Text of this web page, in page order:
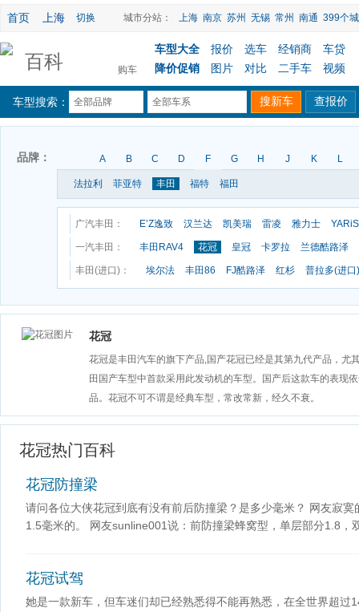
首页 上海 切换 城市分站： 上海 南京 苏州 无锡 常州 南通 399个
百科 购车
车型大全 报价 选车 经销商
车贷
降价促销
图片 对比 二手车 视频
车型搜索： 全部品牌 全部车系
品牌： A B C D F G H J K L
法拉利 菲亚特 丰田 福特 福田
广汽丰田： E’Z逸致 汉兰达 凯美瑞 雷凌 雅力士
一汽丰田： 丰田RAV4 花冠 皇冠 卡罗拉 兰德酷路泽
丰田(进口)： 埃尔法 丰田86 FJ酷路泽 红杉 普拉多(进口)
花冠
花冠是丰田汽车的旗下产品,国产花冠已经是其第九代产品，尤
田国产车型中首款采用此发动机的车型。国产后这款车的表现
品。花冠不可不谓是经典车型，常改常新，经久不衰。
花冠热门百科
花冠防撞梁
请问各位大侠花冠到底有没有前后防撞梁？是多少毫米？ 网友寂
1.5毫米的。 网友sunline001说：前防撞梁蜂窝型，单层部分1.8，
花冠试驾
她是一款新车，但车迷们却已经熟悉得不能再熟悉，在全世界超过